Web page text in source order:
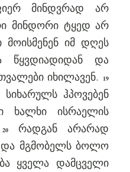
მინდვრად არ
მინდორი ტყედ არ
მოისმენენ იმ დღეს
წყვდიადიდან და
იხილავენ.
19
ჰპოვებენ
ხალხი ისრაელის
20რადგან არარად
და მგმობელს ბოლო
ყველა დამცველი